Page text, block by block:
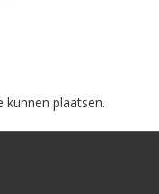
kunnen plaatsen.